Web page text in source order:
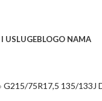
USLUGEBLOGO NAMA
G215/75R17,5 135/133J